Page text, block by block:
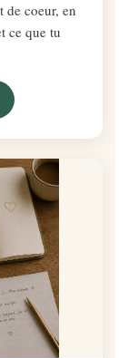
de coeur, en
ce que tu